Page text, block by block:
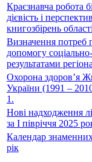
Краєзнавча робота
дієвість і
книгозбірень
Визначення потреб
допомогу
результатами
Охорона здоров’я
України (1991 –
1.
Нові надходження
за I півріччя 2025
Календар
рік